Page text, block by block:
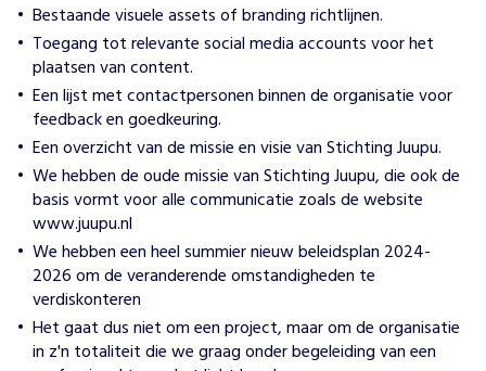
i
c
h
t
i
n
g
J
u
u
p
u
o
r
g
Bestaande visuele assets of branding richtlijnen.
Toegang tot relevante social media accounts voor het
plaatsen van content.
Een lijst met contactpersonen binnen de organisatie voor
feedback en goedkeuring.
Een overzicht van de missie en visie van Stichting Juupu.
We hebben de oude missie van Stichting Juupu, die ook de
basis vormt voor alle communicatie zoals de website
www.juupu.nl
We hebben een heel summier nieuw beleidsplan 2024-
2026 om de veranderende omstandigheden te
verdiskonteren
Het gaat dus niet om een project, maar om de organisatie
in z'n totaliteit die we graag onder begeleiding van een